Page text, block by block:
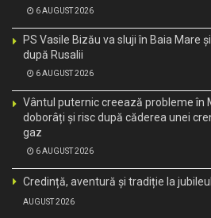
6 AUGUST 2026
PS Vasile Bizău va sluji în Baia Mare
după Rusalii
6 AUGUST 2026
Vântul puternic creează probleme în
doborâți și risc după căderea unei
gaz
6 AUGUST 2026
Credință, aventură și tradiție la
AUGUST 2026